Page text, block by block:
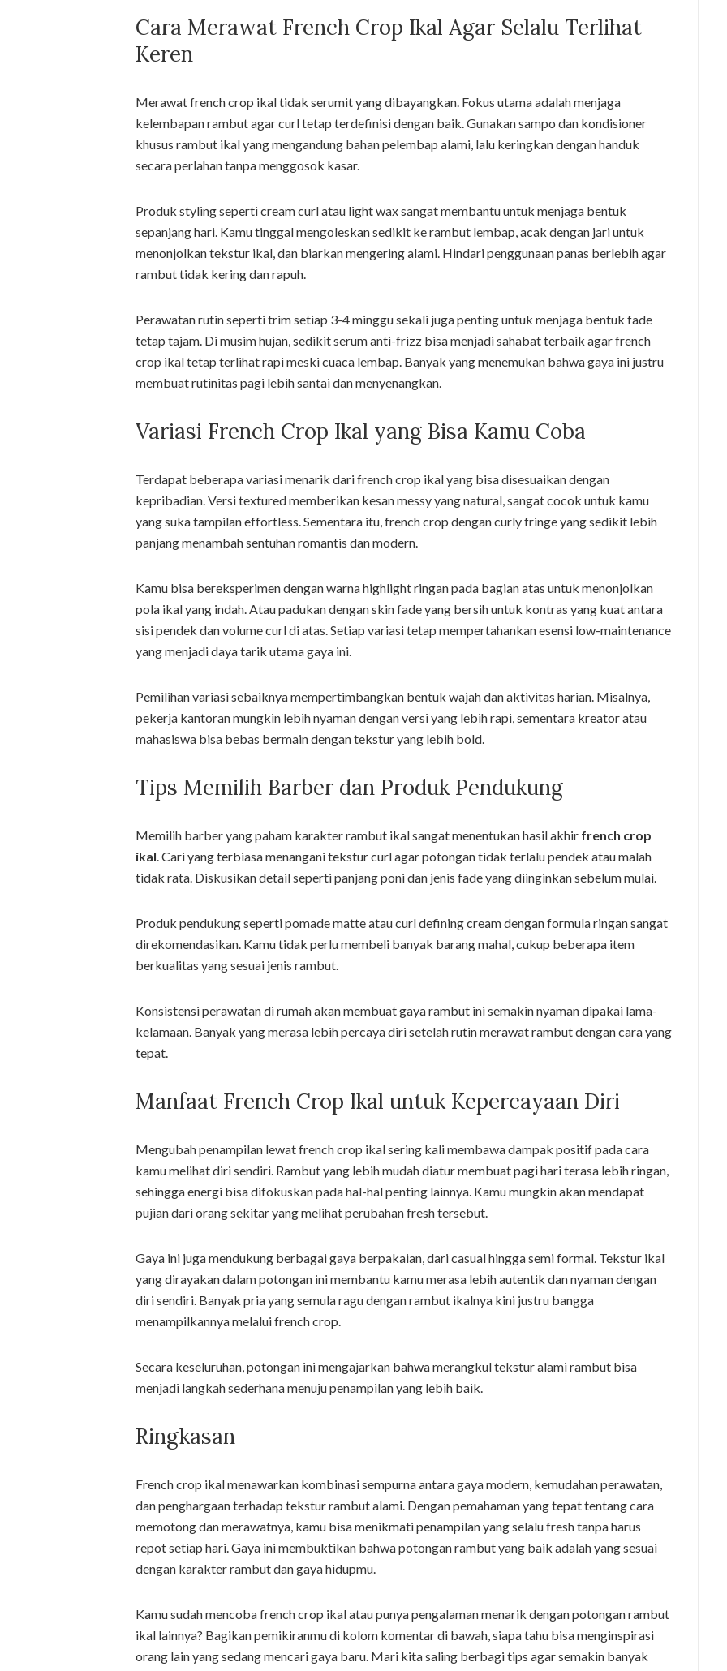
Cara Merawat French Crop Ikal Agar Selalu Terlihat
Keren
Merawat french crop ikal tidak serumit yang dibayangkan. Fokus utama adalah menjaga
kelembapan rambut agar curl tetap terdefinisi dengan baik. Gunakan sampo dan kondisioner
khusus rambut ikal yang mengandung bahan pelembap alami, lalu keringkan dengan handuk
secara perlahan tanpa menggosok kasar.
Produk styling seperti cream curl atau light wax sangat membantu untuk menjaga bentuk
sepanjang hari. Kamu tinggal mengoleskan sedikit ke rambut lembap, acak dengan jari untuk
menonjolkan tekstur ikal, dan biarkan mengering alami. Hindari penggunaan panas berlebih agar
rambut tidak kering dan rapuh.
Perawatan rutin seperti trim setiap 3-4 minggu sekali juga penting untuk menjaga bentuk fade
tetap tajam. Di musim hujan, sedikit serum anti-frizz bisa menjadi sahabat terbaik agar french
crop ikal tetap terlihat rapi meski cuaca lembap. Banyak yang menemukan bahwa gaya ini justru
membuat rutinitas pagi lebih santai dan menyenangkan.
Variasi French Crop Ikal yang Bisa Kamu Coba
Terdapat beberapa variasi menarik dari french crop ikal yang bisa disesuaikan dengan
kepribadian. Versi textured memberikan kesan messy yang natural, sangat cocok untuk kamu
yang suka tampilan effortless. Sementara itu, french crop dengan curly fringe yang sedikit lebih
panjang menambah sentuhan romantis dan modern.
Kamu bisa bereksperimen dengan warna highlight ringan pada bagian atas untuk menonjolkan
pola ikal yang indah. Atau padukan dengan skin fade yang bersih untuk kontras yang kuat antara
sisi pendek dan volume curl di atas. Setiap variasi tetap mempertahankan esensi low-maintenance
yang menjadi daya tarik utama gaya ini.
Pemilihan variasi sebaiknya mempertimbangkan bentuk wajah dan aktivitas harian. Misalnya,
pekerja kantoran mungkin lebih nyaman dengan versi yang lebih rapi, sementara kreator atau
mahasiswa bisa bebas bermain dengan tekstur yang lebih bold.
Tips Memilih Barber dan Produk Pendukung
Memilih barber yang paham karakter rambut ikal sangat menentukan hasil akhir french crop
ikal. Cari yang terbiasa menangani tekstur curl agar potongan tidak terlalu pendek atau malah
tidak rata. Diskusikan detail seperti panjang poni dan jenis fade yang diinginkan sebelum mulai.
Produk pendukung seperti pomade matte atau curl defining cream dengan formula ringan sangat
direkomendasikan. Kamu tidak perlu membeli banyak barang mahal, cukup beberapa item
berkualitas yang sesuai jenis rambut.
Konsistensi perawatan di rumah akan membuat gaya rambut ini semakin nyaman dipakai lama-
kelamaan. Banyak yang merasa lebih percaya diri setelah rutin merawat rambut dengan cara yang
tepat.
Manfaat French Crop Ikal untuk Kepercayaan Diri
Mengubah penampilan lewat french crop ikal sering kali membawa dampak positif pada cara
kamu melihat diri sendiri. Rambut yang lebih mudah diatur membuat pagi hari terasa lebih ringan,
sehingga energi bisa difokuskan pada hal-hal penting lainnya. Kamu mungkin akan mendapat
pujian dari orang sekitar yang melihat perubahan fresh tersebut.
Gaya ini juga mendukung berbagai gaya berpakaian, dari casual hingga semi formal. Tekstur ikal
yang dirayakan dalam potongan ini membantu kamu merasa lebih autentik dan nyaman dengan
diri sendiri. Banyak pria yang semula ragu dengan rambut ikalnya kini justru bangga
menampilkannya melalui french crop.
Secara keseluruhan, potongan ini mengajarkan bahwa merangkul tekstur alami rambut bisa
menjadi langkah sederhana menuju penampilan yang lebih baik.
Ringkasan
French crop ikal menawarkan kombinasi sempurna antara gaya modern, kemudahan perawatan,
dan penghargaan terhadap tekstur rambut alami. Dengan pemahaman yang tepat tentang cara
memotong dan merawatnya, kamu bisa menikmati penampilan yang selalu fresh tanpa harus
repot setiap hari. Gaya ini membuktikan bahwa potongan rambut yang baik adalah yang sesuai
dengan karakter rambut dan gaya hidupmu.
Kamu sudah mencoba french crop ikal atau punya pengalaman menarik dengan potongan rambut
ikal lainnya? Bagikan pemikiranmu di kolom komentar di bawah, siapa tahu bisa menginspirasi
orang lain yang sedang mencari gaya baru. Mari kita saling berbagi tips agar semakin banyak